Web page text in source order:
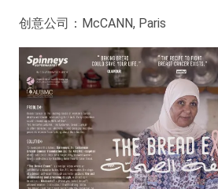
创意公司： McCANN, Paris